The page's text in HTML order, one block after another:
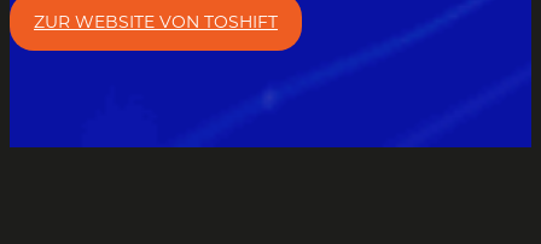
ZUR WEBSITE VON TOSHIFT